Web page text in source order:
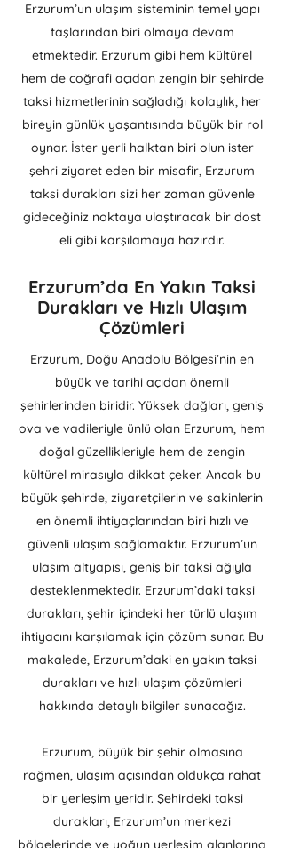
Erzurum’un ulaşım sisteminin temel yapı
taşlarından biri olmaya devam
etmektedir. Erzurum gibi hem kültürel
hem de coğrafi açıdan zengin bir şehirde
taksi hizmetlerinin sağladığı kolaylık, her
bireyin günlük yaşantısında büyük bir rol
oynar. İster yerli halktan biri olun ister
şehri ziyaret eden bir misafir, Erzurum
taksi durakları sizi her zaman güvenle
gideceğiniz noktaya ulaştıracak bir dost
eli gibi karşılamaya hazırdır.
Erzurum’da En Yakın Taksi
Durakları ve Hızlı Ulaşım
Çözümleri
Erzurum, Doğu Anadolu Bölgesi’nin en
büyük ve tarihi açıdan önemli
şehirlerinden biridir. Yüksek dağları, geniş
ova ve vadileriyle ünlü olan Erzurum, hem
doğal güzellikleriyle hem de zengin
kültürel mirasıyla dikkat çeker. Ancak bu
büyük şehirde, ziyaretçilerin ve sakinlerin
en önemli ihtiyaçlarından biri hızlı ve
güvenli ulaşım sağlamaktır. Erzurum’un
ulaşım altyapısı, geniş bir taksi ağıyla
desteklenmektedir. Erzurum’daki taksi
durakları, şehir içindeki her türlü ulaşım
ihtiyacını karşılamak için çözüm sunar. Bu
makalede, Erzurum’daki en yakın taksi
durakları ve hızlı ulaşım çözümleri
hakkında detaylı bilgiler sunacağız.
​Erzurum, büyük bir şehir olmasına
rağmen, ulaşım açısından oldukça rahat
bir yerleşim yeridir. Şehirdeki taksi
durakları, Erzurum’un merkezi
bölgelerinde ve yoğun yerleşim alanlarına